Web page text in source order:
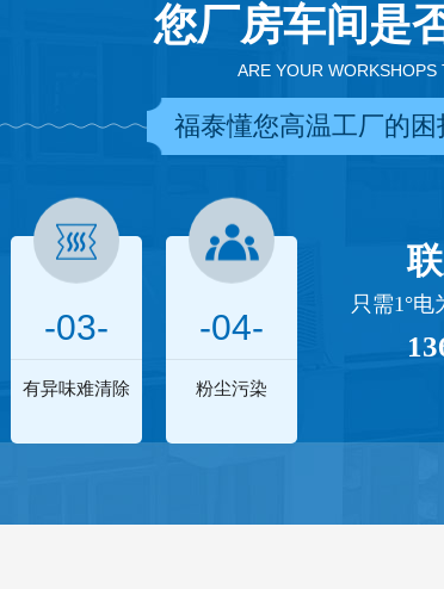
您厂房车间是
ARE YOUR
福泰懂您高温工厂的
-03-
有异味难清除
-04-
粉尘污染
只需1°